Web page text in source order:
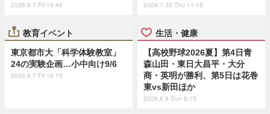
2026.8.7 Fri 19:45 2026.7.30 Thu 11:15
教育イベント
東京都市大「科学体験教室」
24の実験企画…小中向け9/6
2026.8.7 Fri 18:15
生活・健康
【高校野球2026夏】第4日青
森山田・東日大昌平・大分
商・英明が勝利、第5日は花巻
東vs新田ほか
2026.8.9 Sun 9:15